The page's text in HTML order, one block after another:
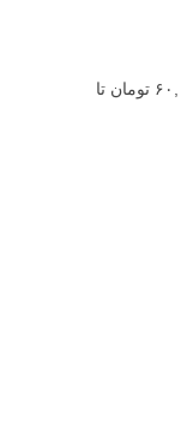
محدوده قیمت: ۶۰,۰۰۰ تومان تا